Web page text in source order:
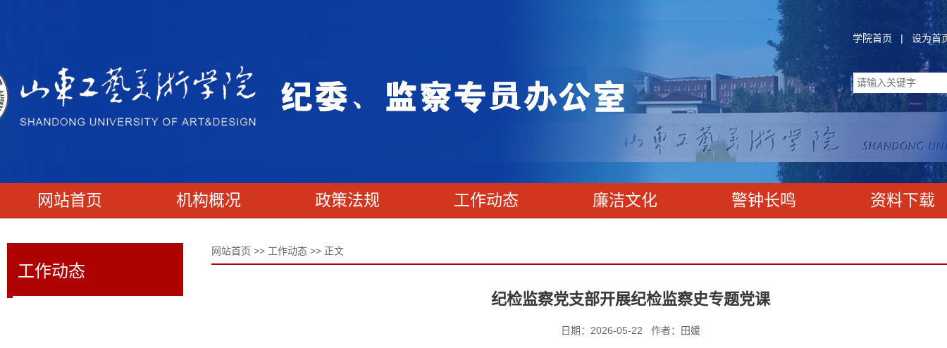
学院首页 |设为首
网站首页 机构概况 政策法规 工作动态 廉洁文化 警钟长鸣 资料下载
工作动态
网站首页 >> 工作动态 >> 正文
纪检监察党支部开展纪检监察史专题党课
日期：2026-05-22 作者：田媛